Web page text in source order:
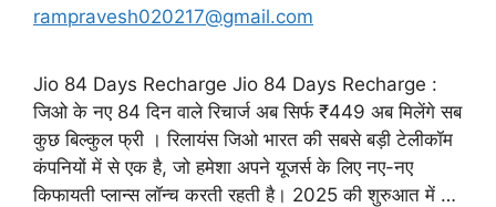
rampravesh020217@gmail.com
Jio 84 Days Recharge Jio 84 Days Recharge :
जिओ के नए 84 दिन वाले रिचार्ज अब सिर्फ ₹449 अब मिलेंगे सब
कुछ बिल्कुल फ्री । रिलायंस जिओ भारत की सबसे बड़ी टेलीकॉम
कंपनियों में से एक है, जो हमेशा अपने यूजर्स के लिए नए-नए
किफायती प्लान्स लॉन्च करती रहती है। 2025 की शुरुआत में …